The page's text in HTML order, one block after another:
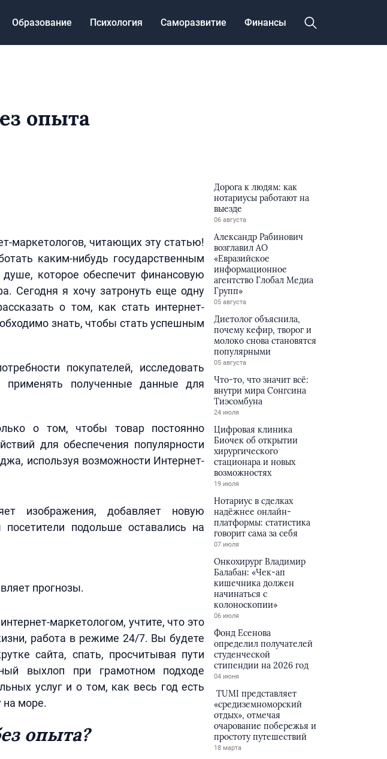
Образование Психология Саморазвитие Финансы
опыта
маркетологов, читающих эту статью!
каким-нибудь государственным
которое обеспечит финансовую
Сегодня я хочу затронуть еще одну
о том, как стать интернет-
знать, чтобы стать успешным
покупателей, исследовать
полученные данные для
о том, чтобы товар постоянно
для обеспечения популярности
используя возможности Интернет-
изображения, добавляет новую
подольше оставались на
прогнозы.
маркетологом, учтите, что это
работа в режиме 24/7. Вы будете
сайта, спать, просчитывая пути
выхлоп при грамотном подходе
услуг и о том, как весь год есть
на море.
опыта?
Дорога к людям: как
нотариусы работают на
выезде
06 августа
Александр Рабинович
возглавил АО
«Евразийское
информационное
агентство Глобал Медиа
Групп»
05 августа
Диетолог объяснила,
почему кефир, творог и
молоко снова становятся
популярными
05 августа
Что-то, что значит всё:
внутри мира Сонгсина
Тиэсомбуна
24 июля
Цифровая клиника
Биочек об открытии
хирургического
стационара и новых
возможностях
19 июля
Нотариус в сделках
надёжнее онлайн-
платформы: статистика
говорит сама за себя
07 июля
Онкохирург Владимир
Балабан: «Чек-ап
кишечника должен
начинаться с
колоноскопии»
06 июля
Фонд Есенова
определил получателей
студенческой
стипендии на 2026 год
04 июня
TUMI представляет
«средиземноморский
отдых», отмечая
очарование побережья и
простоту путешествий
18 марта